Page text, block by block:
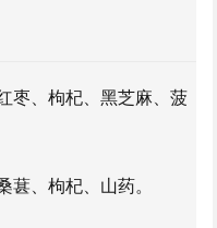
枣、枸杞 、黑芝麻、菠
葚 、枸杞、 山药。